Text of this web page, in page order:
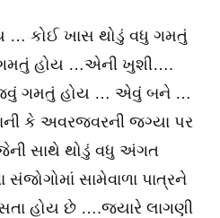
… કોઈ ખાસ થોડું વધુ ગમતું
હોય …એની ખુશી….
ગમતું હોય … એવું બને …
કે અવરજવરની જગ્યા પર
સાથે થોડું વધુ અંગત
સામેવાળા પાત્રને
હોય છે ….જયારે લાગણી